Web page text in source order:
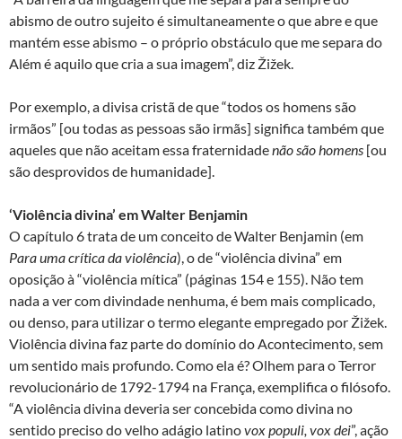
abismo de outro sujeito é simultaneamente o que abre e que
mantém esse abismo – o próprio obstáculo que me separa do
Além é aquilo que cria a sua imagem”, diz Žižek.
Por exemplo, a divisa cristã de que “todos os homens são
irmãos” [ou todas as pessoas são irmãs] significa também que
aqueles que não aceitam essa fraternidadenão são homens [ou
são desprovidos de humanidade].
‘Violência divina’ em Walter Benjamin
O capítulo 6 trata de um conceito de Walter Benjamin (em
Para uma crítica da violência), o de “violência divina” em
oposição à “violência mítica” (páginas 154 e 155). Não tem
nada a ver com divindade nenhuma, é bem mais complicado,
ou denso, para utilizar o termo elegante empregado por Žižek.
Violência divina faz parte do domínio do Acontecimento, sem
um sentido mais profundo. Como ela é? Olhem para o Terror
revolucionário de 1792-1794 na França, exemplifica o filósofo.
“A violência divina deveria ser concebida como divina no
sentido preciso do velho adágio latinovox populi, vox dei”, ação